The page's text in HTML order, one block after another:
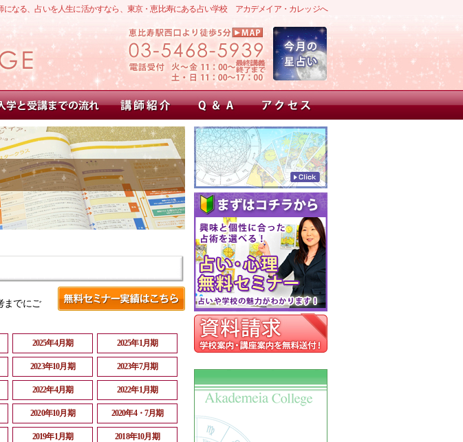
になる、占いを人生に活かすなら、東京・恵比寿にある占い学校 アカデメイア・カレッジへ
までにご
2025年4月期 2025年1月期
2023年10月期 2023年7月期
2022年4月期 2022年1月期
2020年10月期 2020年4・7月期
2019年1月期 2018年10月期